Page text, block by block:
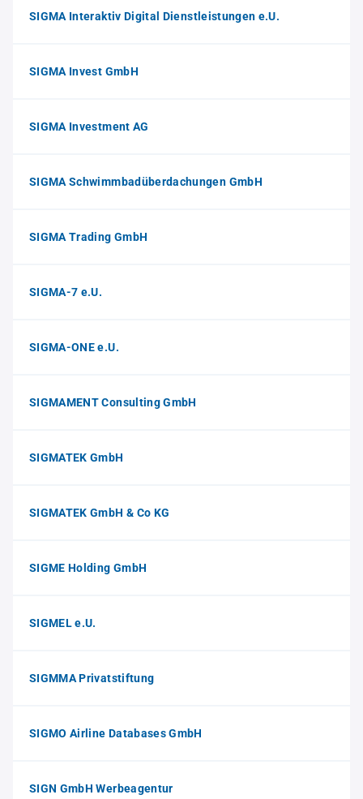
SIGMA Interaktiv Digital Dienstleistungen e.U.
SIGMA Invest GmbH
SIGMA Investment AG
SIGMA Schwimmbadüberdachungen GmbH
SIGMA Trading GmbH
SIGMA-7 e.U.
SIGMA-ONE e.U.
SIGMAMENT Consulting GmbH
SIGMATEK GmbH
SIGMATEK GmbH & Co KG
SIGME Holding GmbH
SIGMEL e.U.
SIGMMA Privatstiftung
SIGMO Airline Databases GmbH
SIGN GmbH Werbeagentur